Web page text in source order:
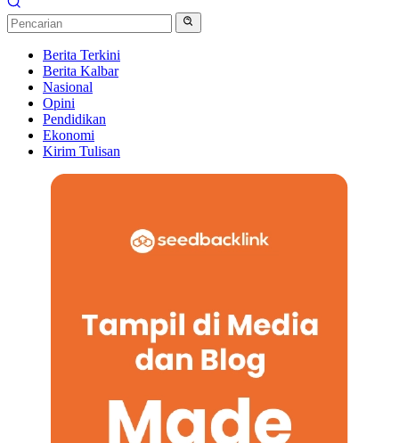
Berita Terkini
Berita Kalbar
Nasional
Opini
Pendidikan
Ekonomi
Kirim Tulisan